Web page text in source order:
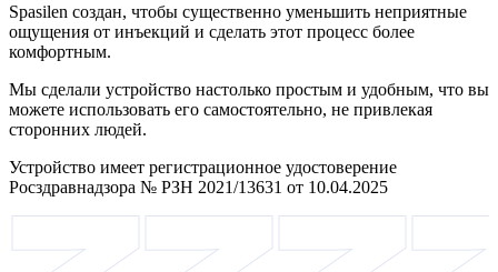
Spasilen создан, чтобы существенно уменьшить неприятные
ощущения от инъекций и сделать этот процесс более
комфортным.
Мы сделали устройство настолько простым и удобным, что вы
можете использовать его самостоятельно, не привлекая
сторонних людей.
Устройство имеет регистрационное удостоверение
Росздравнадзора № РЗН 2021/13631 от 10.04.2025